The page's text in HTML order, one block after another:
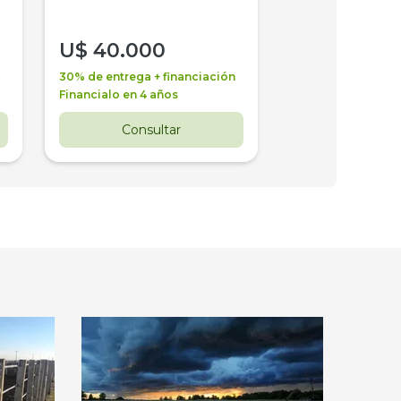
U$ 40.000
30% de entrega + financiación
Financialo en 4 años
Consultar